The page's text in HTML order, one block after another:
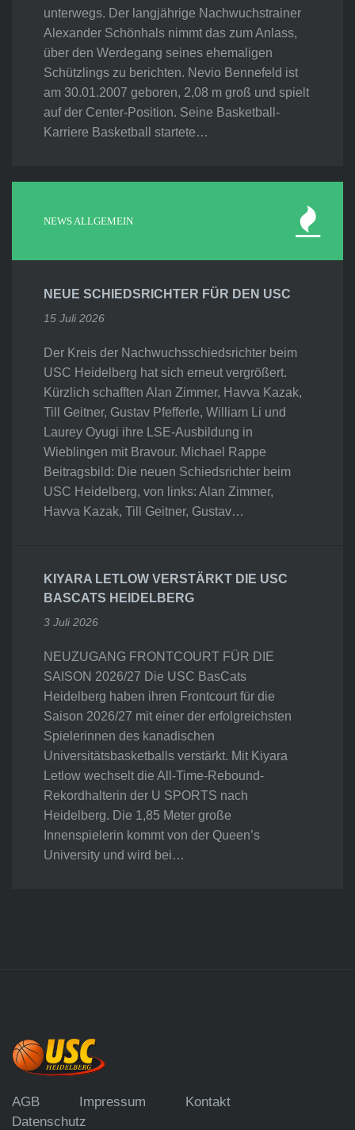
unterwegs. Der langjährige Nachwuchstrainer
Alexander Schönhals nimmt das zum Anlass,
über den Werdegang seines ehemaligen
Schützlings zu berichten. Nevio Bennefeld ist
am 30.01.2007 geboren, 2,08 m groß und spielt
auf der Center-Position. Seine Basketball-
Karriere Basketball startete…
NEWS ALLGEMEIN
NEUE SCHIEDSRICHTER FÜR DEN USC
15 Juli 2026
Der Kreis der Nachwuchsschiedsrichter beim
USC Heidelberg hat sich erneut vergrößert.
Kürzlich schafften Alan Zimmer, Havva Kazak,
Till Geitner, Gustav Pfefferle, William Li und
Laurey Oyugi ihre LSE-Ausbildung in
Wieblingen mit Bravour. Michael Rappe
Beitragsbild: Die neuen Schiedsrichter beim
USC Heidelberg, von links: Alan Zimmer,
Havva Kazak, Till Geitner, Gustav…
KIYARA LETLOW VERSTÄRKT DIE USC
BASCATS HEIDELBERG
3 Juli 2026
NEUZUGANG FRONTCOURT FÜR DIE
SAISON 2026/27 Die USC BasCats
Heidelberg haben ihren Frontcourt für die
Saison 2026/27 mit einer der erfolgreichsten
Spielerinnen des kanadischen
Universitätsbasketballs verstärkt. Mit Kiyara
Letlow wechselt die All-Time-Rebound-
Rekordhalterin der U SPORTS nach
Heidelberg. Die 1,85 Meter große
Innenspielerin kommt von der Queen’s
University und wird bei…
AGB Impressum
Kontakt
Datenschutz